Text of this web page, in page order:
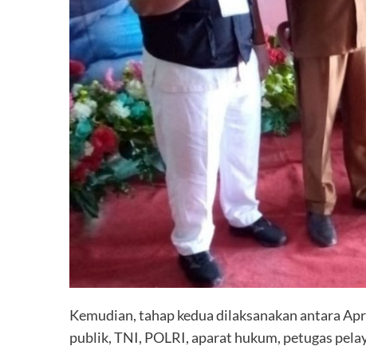
Kemudian, tahap kedua dilaksanakan antara
publik, TNI, POLRI, aparat hukum, petugas